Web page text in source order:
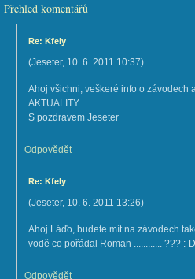
Přehled komentářů
Re: Kfely
(Jeseter, 10. 6. 2011 10:37)
Ahoj všichni, veškeré info o závodech
AKTUALITY.
S pozdravem Jeseter
Odpovědět
Re: Kfely
(Jeseter, 10. 6. 2011 13:26)
Ahoj Láďo, budete mít na závodech
vodě co pořádal Roman ............ ??? :-D
Odpovědět